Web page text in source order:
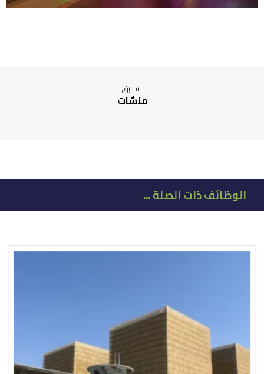
السابق
منشات
الوظائف ذات الصلة ...